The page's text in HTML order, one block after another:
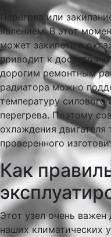
Перегрев или
явлением. В этот
может закипеть в
приводит к
дорогим ремонтным
радиатора можно
температуру силового
перегрева. Поэтому
охлаждения двигателя
проверенного
Как
Этот узел очень
наших климатических